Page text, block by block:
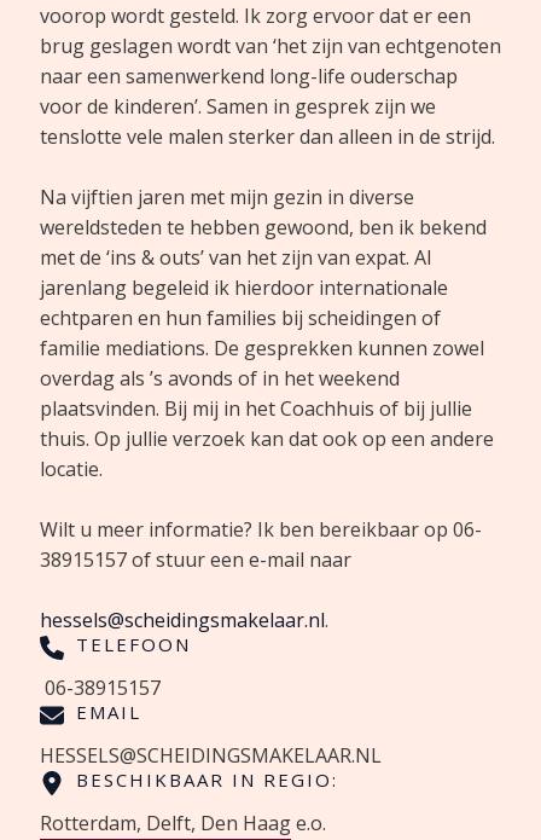
voorop wordt gesteld. Ik zorg ervoor dat er een
brug geslagen wordt van ‘het zijn van echtgenoten
naar een samenwerkend long-life ouderschap
voor de kinderen’. Samen in gesprek zijn we
tenslotte vele malen sterker dan alleen in de strijd.
Na vijftien jaren met mijn gezin in diverse
wereldsteden te hebben gewoond, ben ik bekend
met de ‘ins & outs’ van het zijn van expat. Al
jarenlang begeleid ik hierdoor internationale
echtparen en hun families bij scheidingen of
familie mediations. De gesprekken kunnen zowel
overdag als ’s avonds of in het weekend
plaatsvinden. Bij mij in het Coachhuis of bij jullie
thuis. Op jullie verzoek kan dat ook op een andere
locatie.
Wilt u meer informatie? Ik ben bereikbaar op 06-
38915157 of stuur een e-mail naar
hessels@scheidingsmakelaar.nl.
TELEFOON
06-38915157
EMAIL
HESSELS@SCHEIDINGSMAKELAAR.NL
BESCHIKBAAR IN REGIO:
Rotterdam, Delft, Den Haag e.o.